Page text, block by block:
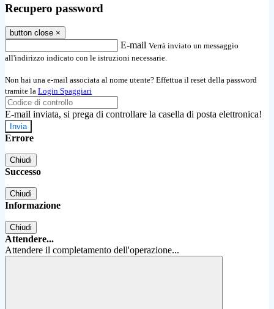
Recupero password
button close ×
E-mail Verrà inviato un messaggio
all'indirizzo indicato con le istruzioni necessarie.
Non hai una e-mail associata al nome utente? Effettua il reset della password
tramite la Login Spaggiari
E-mail inviata, si prega di controllare la casella di posta elettronica!
Errore
Chiudi
Successo
Chiudi
Informazione
Chiudi
Attendere...
Attendere il completamento dell'operazione...